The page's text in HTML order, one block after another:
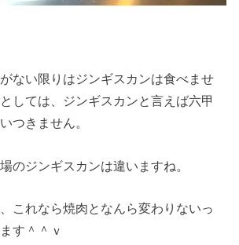
ない限りはジンギスカンは食べませ
しては、ジンギスカンと言えば六甲
つきません。
のジンギスカンは違いますね。
これなら焼肉となんら変わりないっ
す＾＾ｖ